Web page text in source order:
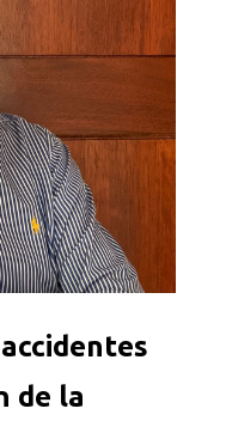
de la